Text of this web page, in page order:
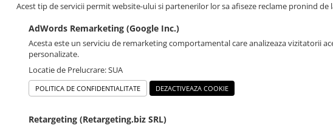
Acest tip de servicii permit website-ului si partenerilor lor sa afiseze reclame pronind
AdWords Remarketing (Google Inc.)
Acesta este un serviciu de remarketing comportamental care analizeaza vizitatorii
personalizate.
Locatie de Prelucrare: SUA
POLITICA DE CONFIDENTIALITATE DEZACTIVEAZA COOKIE
Retargeting (Retargeting.biz SRL)